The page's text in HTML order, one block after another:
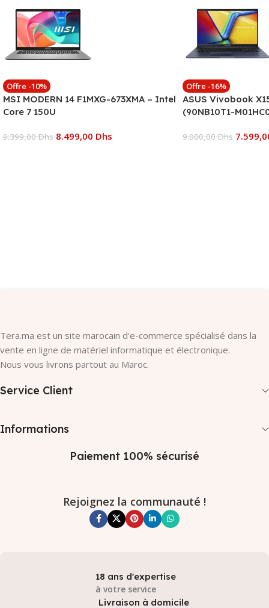
Offre -10%
MSI MODERN 14 F1MXG-673XMA – Intel
Core 7 150U
9.399,00Dhs 8.499,00 Dhs
Offre -16%
ASUS Vivobook
(90NB10T1-
9.000,00Dhs
Tera.ma est un site marocain d'e-commerce spécialisé dans la
vente en ligne de matériel informatique et électronique.
Nous vous livrons partout au Maroc.
Service Client
Informations
Paiement 100% sécurisé
Rejoignez la communauté !
18 ans d'expertise
à votre service
Livraison à domicile